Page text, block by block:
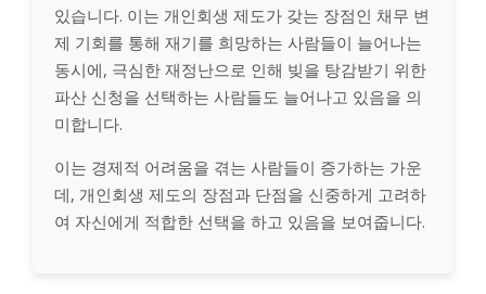
있습니다. 이는 개인회생 제도가 갖는 장점인 채무 변
제 기회를 통해 재기를 희망하는 사람들이 늘어나는
동시에, 극심한 재정난으로 인해 빚을 탕감받기 위한
파산 신청을 선택하는 사람들도 늘어나고 있음을 의
미합니다.
이는 경제적 어려움을 겪는 사람들이 증가하는 가운
데, 개인회생 제도의 장점과 단점을 신중하게 고려하
여 자신에게 적합한 선택을 하고 있음을 보여줍니다.